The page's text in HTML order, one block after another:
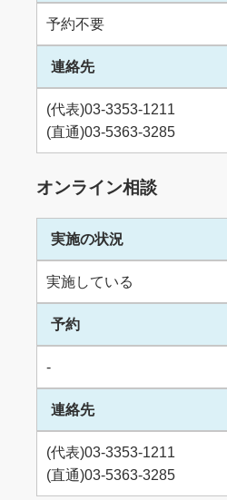
予約不要
連絡先
(代表)03-3353-1211
(直通)03-5363-3285
オンライン相談
実施の状況
実施している
予約
-
連絡先
(代表)03-3353-1211
(直通)03-5363-3285